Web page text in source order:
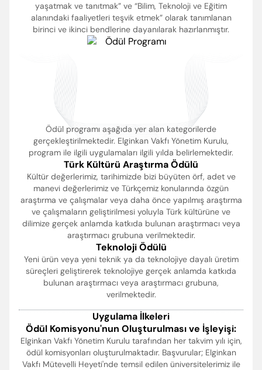
yaşatmak ve tanıtmak” ve “Bilim, Teknoloji ve Eğitim
alanındaki faaliyetleri teşvik etmek” olarak tanımlanan
birinci ve ikinci bendlerine dayanılarak hazırlanmıştır.
Ödül programı aşağıda yer alan kategorilerde
gerçekleştirilmektedir. Elginkan Vakfı Yönetim Kurulu,
program ile ilgili uygulamaları ilgili yılda belirlemektedir.
Türk Kültürü Araştırma Ödülü
Kültür değerlerimiz, tarihimizde bizi büyüten örf, adet ve
manevi değerlerimiz ve Türkçemiz konularında özgün
araştırma ve çalışmalar veya daha önce yapılmış araştırma
ve çalışmaların geliştirilmesi yoluyla Türk kültürüne ve
dilimize gerçek anlamda katkıda bulunan araştırmacı veya
araştırmacı grubuna verilmektedir.
Teknoloji Ödülü
Yeni ürün veya yeni teknik ya da teknolojiye dayalı üretim
süreçleri geliştirerek teknolojiye gerçek anlamda katkıda
bulunan araştırmacı veya araştırmacı grubuna,
verilmektedir.
Uygulama İlkeleri
Ödül Komisyonu'nun Oluşturulması ve İşleyişi:
Elginkan Vakfı Yönetim Kurulu tarafından her takvim yılı için,
ödül komisyonları oluşturulmaktadır. Başvurular; Elginkan
Vakfı Mütevelli Heyeti'nde temsil edilen üniversitelerimiz ile